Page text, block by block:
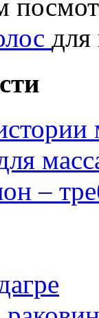
для
–